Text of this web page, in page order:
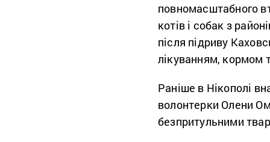
повномасштабного
котів і собак з
після підриву
лікуванням, кормом
Раніше в Нікополі
волонтерки Олени
безпритульними